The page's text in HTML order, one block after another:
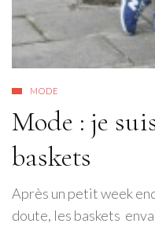
MODE
Mode : je
baskets
Après un petit week
doute, les baskets